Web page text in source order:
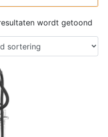
wordt getoond